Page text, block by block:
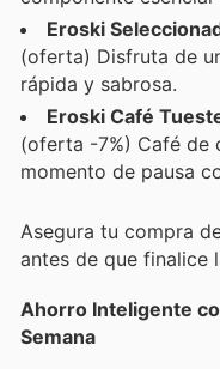
Eroski
(oferta) Disfruta de
rápida y sabrosa.
Eroski Café
(oferta -7%) Café de
momento de pausa
Asegura tu compra
antes de que finalice
Ahorro Inteligente
Semana